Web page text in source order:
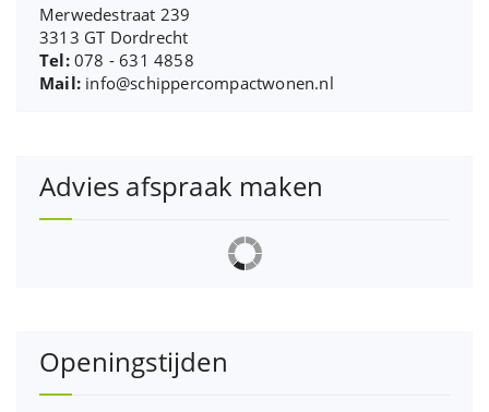
Merwedestraat 239
3313 GT Dordrecht
Tel:078 - 631 4858
Mail: info@schippercompactwonen.nl
Advies afspraak maken
Openingstijden